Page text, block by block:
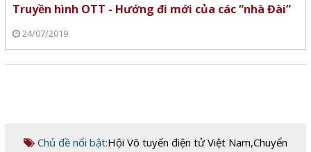
Truyền hình OTT - Hướng đi mới của các “nhà Đài”
24/07/2019
Chủ đề nổi bật:Hội Vô tuyến điện tử Việt Nam,Chuyển